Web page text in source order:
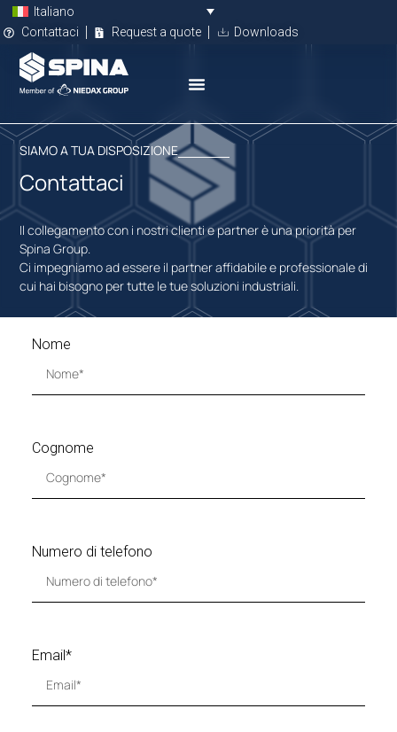
Italiano
Contattaci
Request a quote Downloads
SIAMO A TUA DISPOSIZIONE
Contattaci
Il collegamento con i nostri clienti e partner è una priorità per
Spina Group.
Ci impegniamo ad essere il partner affidabile e professionale di
cui hai bisogno per tutte le tue soluzioni industriali.
Nome
Cognome
Numero di telefono
Email*